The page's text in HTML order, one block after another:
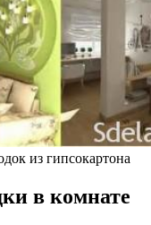
из гипсокартона
в комнате